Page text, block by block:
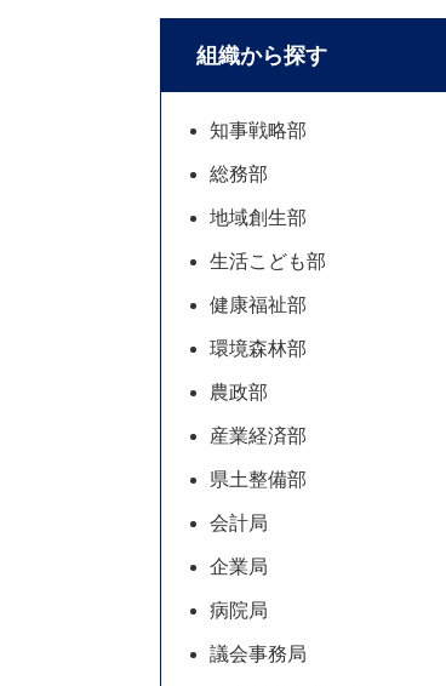
組織から探す
知事戦略部
総務部
地域創生部
生活こども部
健康福祉部
環境森林部
農政部
産業経済部
県土整備部
会計局
企業局
病院局
議会事務局